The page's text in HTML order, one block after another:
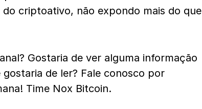
criptoativo, não expondo mais do que
Gostaria de ver alguma informação
de ler? Fale conosco por
Time Nox Bitcoin.